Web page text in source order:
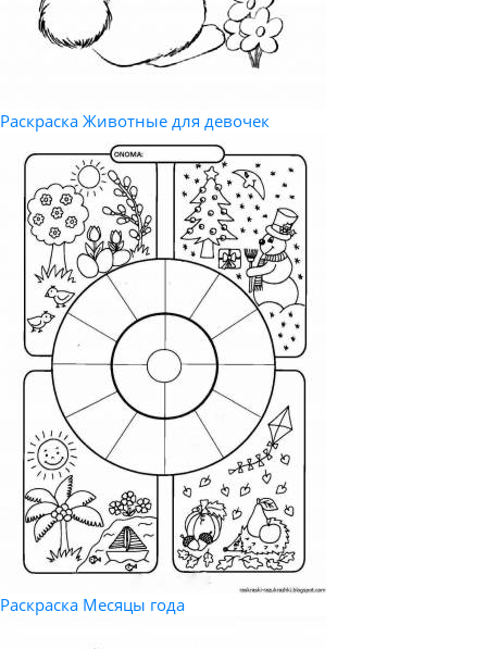
Раскраска Животные для девочек
Раскраска Месяцы года